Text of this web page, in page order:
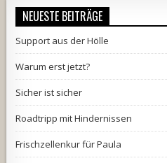
NEUESTE BEITRÄGE
Support aus der Hölle
Warum erst jetzt?
Sicher ist sicher
Roadtripp mit Hindernissen
Frischzellenkur für Paula